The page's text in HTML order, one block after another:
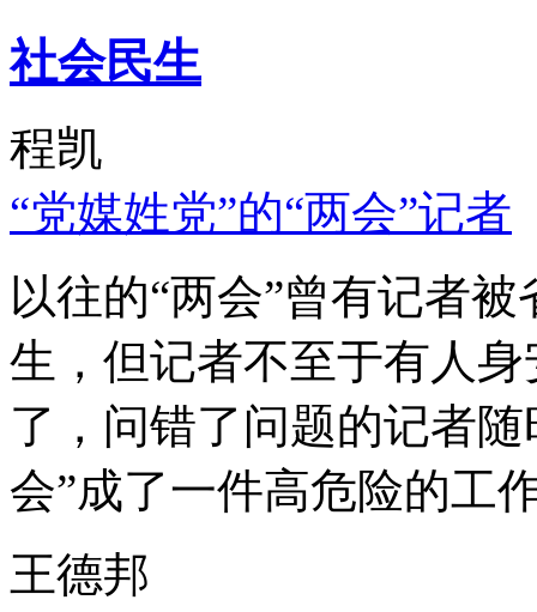
社会民生
程凯
“党媒姓党”的“两会”记者
以往的“两会”曾有记者
生，但记者不至于有人
了，问错了问题的记者
会”成了一件高危险的工
王德邦